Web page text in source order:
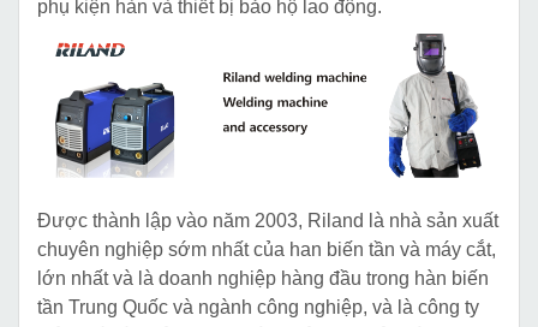
phụ kiện hàn và thiết bị bảo hộ lao động.
Được thành lập vào năm 2003, Riland là nhà sản xuất
chuyên nghiệp sớm nhất của han biến tần và máy cắt,
lớn nhất và là doanh nghiệp hàng đầu trong hàn biến
tần Trung Quốc và ngành công nghiệp, và là công ty